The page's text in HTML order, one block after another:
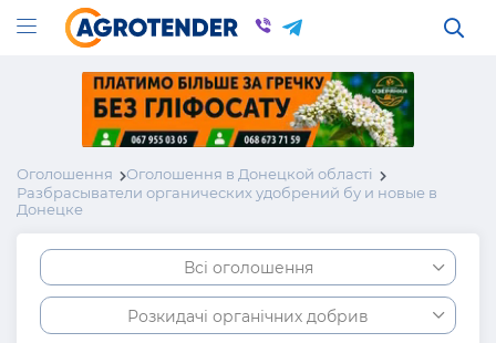
Оголошення
Оголошення в Донецкой області
Разбрасыватели органических удобрений бу и новые в
Донецке
Всі оголошення
Розкидачі органічних добрив